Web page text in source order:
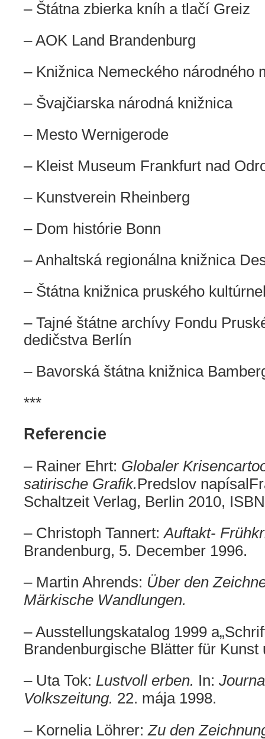
– Štátna zbierka kníh a tlačí Greiz
–AOK Land Brandenburg
– Knižnica Nemeckého národného
– Švajčiarska národná knižnica
– Mesto Wernigerode
– Kleist Museum Frankfurt nad
– Kunstverein Rheinberg
– Dom histórie Bonn
–Anhaltská regionálna knižnica
– Štátna knižnica pruského
– Tajné štátne archívy Fondu
dedičstvaBerlín
– Bavorská štátna knižnica
***
Referencie
– Rainer Ehrt: Globaler
satirische Grafik.Predslov napísal
Schaltzeit Verlag, Berlin 2010,
– Christoph Tannert:Auftakt-
Brandenburg, 5. December 1996.
– Martin Ahrends: Über den
Märkische Wandlungen.
– Ausstellungskatalog 1999 a„
Brandenburgische Blätter für Kunst
– Uta Tok: Lustvoll erben. In:
Volkszeitung. 22. mája 1998.
– Kornelia Löhrer:Zu den